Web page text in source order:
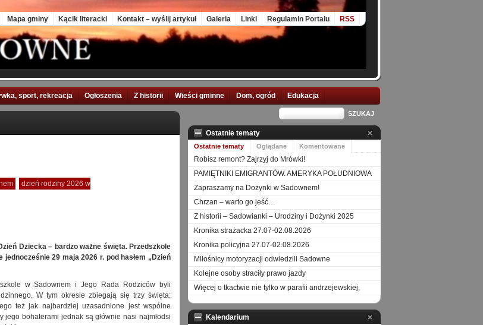
Mapa gminy Kącik literacki Kontakt – wyślij artykuł Galeria Linki Regulamin Portalu RSS
sport, rekreacja Ogłoszenia Z historii Wieści gminne Dom, ogród Edukacja
dzień rodziny 2026 w
Dziecka – bardzo ważne święta. Przedszkole
jednocześnie 29 maja 2026 r. pod hasłem „Dzień
w Sadownem i Jego Rada Rodziców byli
W tym okresie zbiegają się trzy święta:
też jak najbardziej uzasadnione jest wspólne
jego bohaterami jednak są głównie nasi najmłodsi
Ostatnie tematy
Ostatnie tematy Oglądane Komentowane
Robisz remont? Zajrzyj do Mrówki!
PAMIĘTNIKI EMIGRANTÓW. AMERYKA POŁUDNIOWA
Zapraszamy na Dożynki w Sadownem!
Chrzan – warto go jeść…
Z historii – Sadowianki – Urodziny i Dożynki 2025
Kronika strażacka 27.07-02.08.2026
Kronika policyjna 27.07-02.08.2026
Miłośnicy motoryzacji odwiedzili Sadowne
Kolejne osoby straciły prawo jazdy
Więcej o tkactwie nie tylko w parafii andrzejewskiej,
Kalendarium